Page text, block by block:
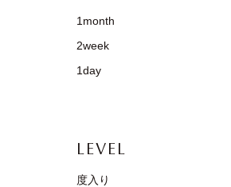
1month
2week
1day
LEVEL
度入り